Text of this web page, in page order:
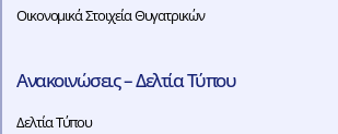
Οικονομικά Στοιχεία Θυγατρικών
Ανακοινώσεις – Δελτία Τύπου
Δελτία Τύπου